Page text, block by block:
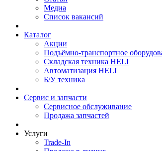
Медиа
Список вакансий
Каталог
Акции
Подъёмно-транспортное
Складская техника HELI
Автоматизация HELI
Б/У техника
Сервис и запчасти
Сервисное обслуживание
Продажа запчастей
Услуги
Trade-In